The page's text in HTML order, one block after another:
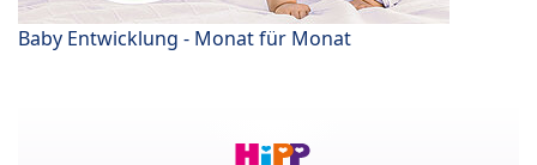
Baby Entwicklung - Monat für Monat